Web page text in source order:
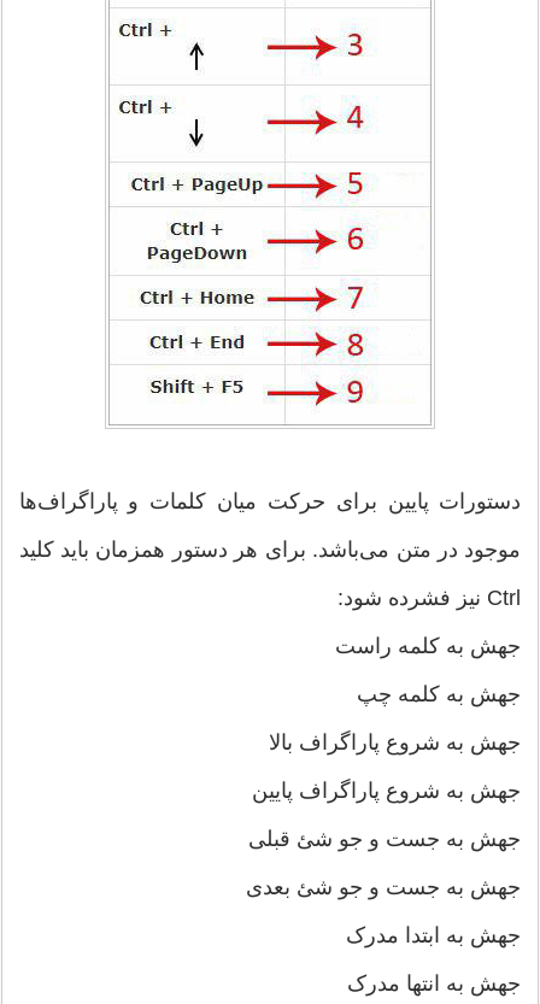
دستورات پایین برای حرکت میان کلمات و پاراگراف‌ها
موجود در متن می‌باشد. برای هر دستور همزمان باید کلید
Ctrl نیز فشرده شود:
جهش به کلمه راست
جهش به کلمه چپ
جهش به شروع پاراگراف بالا
جهش به شروع پاراگراف پایین
جهش به جست و جو شئ قبلی
جهش به جست و جو شئ بعدی
جهش به ابتدا مدرک
جهش به انتها مدرک